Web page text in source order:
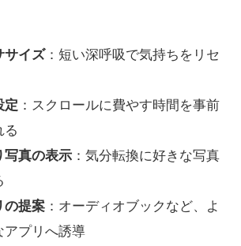
サイズ：短い深呼吸で気持ちをリセ
定 ：スクロールに費やす時間を事前
る
写真の表示 ：気分転換に好きな写真
の提案 ：オーディオブックなど、よ
アプリへ誘導